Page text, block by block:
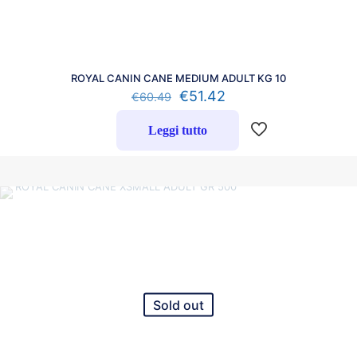
ROYAL CANIN CANE MEDIUM ADULT KG 10
€60.49 €51.42
Leggi tutto
Sold out